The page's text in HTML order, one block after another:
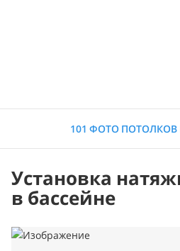
101 ФОТО ПОТОЛКОВ
Установка
в бассейне